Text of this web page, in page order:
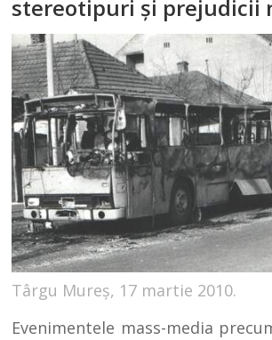
stereotipuri şi prejudicii
Târgu Mureș, 17 martie 2010.
Evenimentele mass-media